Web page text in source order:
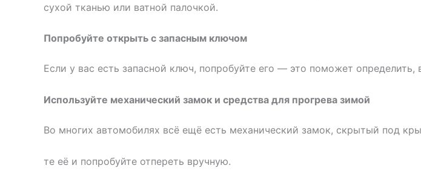
сухой тканью или ватной палочкой.
Попробуйте открыть с запасным ключом
Если у вас есть запасной ключ, попробуйте его — это поможет
Используйте механический замок и средства для прогрева зимой
Во многих автомобилях всё ещё есть механический замок, скрытый под
те её и попробуйте отпереть вручную.